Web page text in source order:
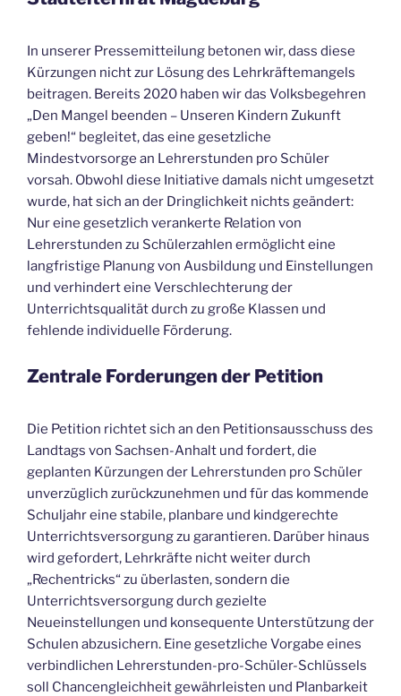
In unserer Pressemitteilung betonen wir, dass diese
Kürzungen nicht zur Lösung des Lehrkräftemangels
beitragen. Bereits 2020 haben wir das Volksbegehren
„Den Mangel beenden – Unseren Kindern Zukunft
geben!“ begleitet, das eine gesetzliche
Mindestvorsorge an Lehrerstunden pro Schüler
vorsah. Obwohl diese Initiative damals nicht umgesetzt
wurde, hat sich an der Dringlichkeit nichts geändert:
Nur eine gesetzlich verankerte Relation von
Lehrerstunden zu Schülerzahlen ermöglicht eine
langfristige Planung von Ausbildung und Einstellungen
und verhindert eine Verschlechterung der
Unterrichtsqualität durch zu große Klassen und
fehlende individuelle Förderung.
Zentrale Forderungen der Petition
Die Petition richtet sich an den Petitionsausschuss des
Landtags von Sachsen-Anhalt und fordert, die
geplanten Kürzungen der Lehrerstunden pro Schüler
unverzüglich zurückzunehmen und für das kommende
Schuljahr eine stabile, planbare und kindgerechte
Unterrichtsversorgung zu garantieren. Darüber hinaus
wird gefordert, Lehrkräfte nicht weiter durch
„Rechentricks“ zu überlasten, sondern die
Unterrichtsversorgung durch gezielte
Neueinstellungen und konsequente Unterstützung der
Schulen abzusichern. Eine gesetzliche Vorgabe eines
verbindlichen Lehrerstunden-pro-Schüler-Schlüssels
soll Chancengleichheit gewährleisten und Planbarkeit